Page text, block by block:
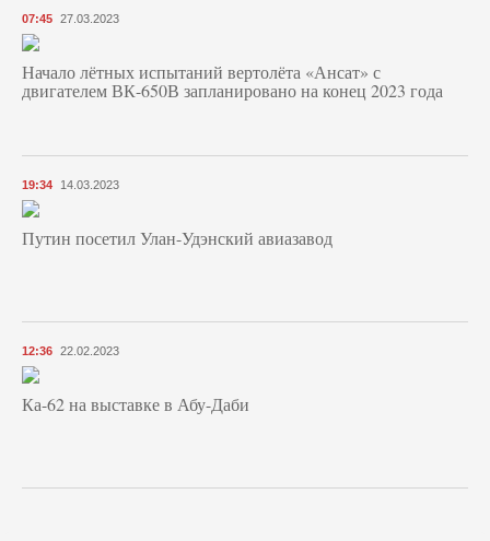
07:45 27.03.2023
Начало лётных испытаний вертолёта «Ансат» с
двигателем ВК-650В запланировано на конец 2023 года
19:34 14.03.2023
Путин посетил Улан-Удэнский авиазавод
12:36 22.02.2023
Ка-62 на выставке в Абу-Даби